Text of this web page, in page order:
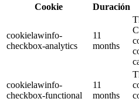
Cookie
Duración
cookielawinfo-
checkbox-analytics
11
months
cookielawinfo-
checkbox-functional
11
months